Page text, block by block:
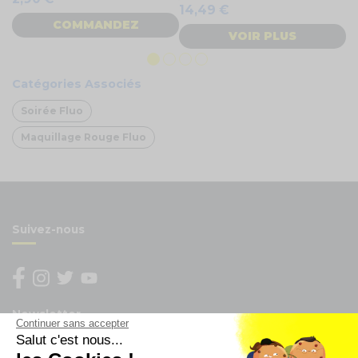
Continuer sans accepter
Salut c'est nous...
COMMANDEZ
14,49 €
VOIR PLUS
Catégories Associés
Soirée Fluo
Maquillage Rouge Fluo
Suivez-nous
Newsletter